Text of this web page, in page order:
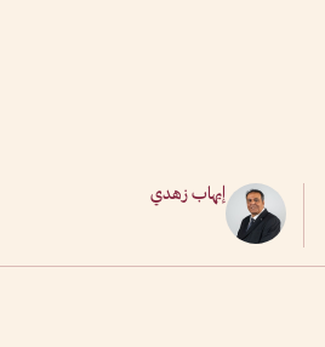
إيهاب زهدي